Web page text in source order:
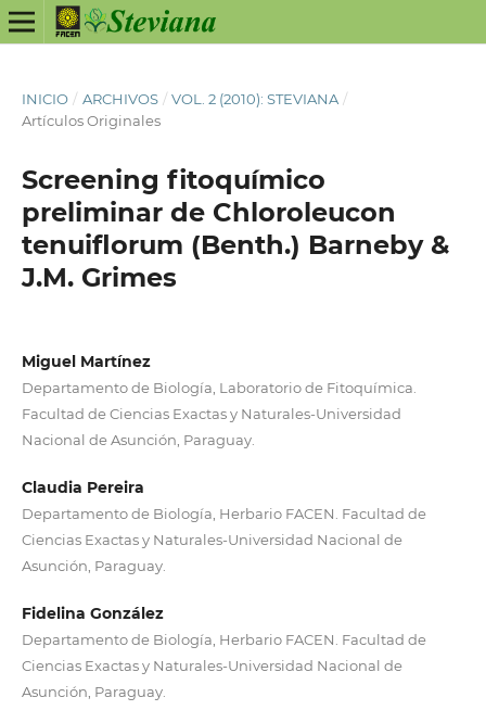
INICIO / ARCHIVOS / VOL. 2 (2010): STEVIANA /
Artículos Originales
Screening fitoquímico
preliminar de Chloroleucon
tenuiflorum (Benth.) Barneby &
J.M. Grimes
Miguel Martínez
Departamento de Biología, Laboratorio de Fitoquímica.
Facultad de Ciencias Exactas y Naturales-Universidad
Nacional de Asunción, Paraguay.
Claudia Pereira
Departamento de Biología, Herbario FACEN. Facultad de
Ciencias Exactas y Naturales-Universidad Nacional de
Asunción, Paraguay.
Fidelina González
Departamento de Biología, Herbario FACEN. Facultad de
Ciencias Exactas y Naturales-Universidad Nacional de
Asunción, Paraguay.